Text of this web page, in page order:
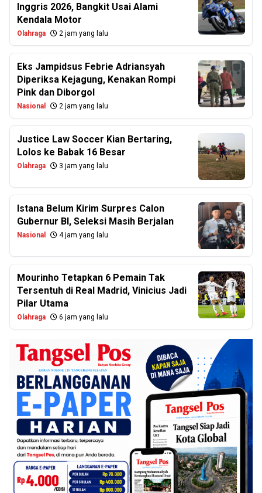
Inggris 2026, Bangkit Usai Alami
Kendala Motor
Olahraga 2 jam yang lalu
Eks Jampidsus Febrie Adriansyah
Diperiksa Kejagung, Kenakan Rompi
Pink dan Diborgol
Nasional 2 jam yang lalu
Justice Law Soccer Kian Bertaring,
Lolos ke Babak 16 Besar
Olahraga 3 jam yang lalu
Istana Belum Kirim Surpres Calon
Gubernur BI, Seleksi Masih Berjalan
Nasional 4 jam yang lalu
Mourinho Tetapkan 6 Pemain Tak
Tersentuh di Real Madrid, Vinicius Jadi
Pilar Utama
Olahraga 6 jam yang lalu